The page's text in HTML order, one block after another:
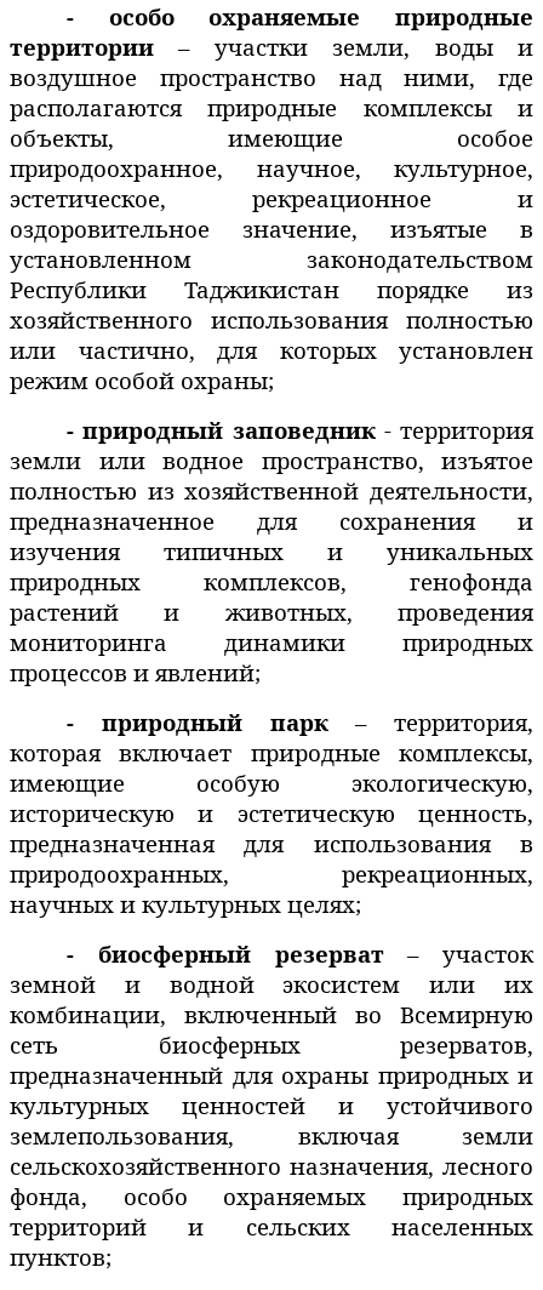
- особо охраняемые природные
территории – участки земли, воды и
воздушное пространство над ними, где
располагаются природные комплексы и
объекты, имеющие особое
природоохранное, научное, культурное,
эстетическое, рекреационное и
оздоровительное значение, изъятые в
установленном законодательством
Республики Таджикистан порядке из
хозяйственного использования полностью
или частично, для которых установлен
режим особой охраны;
- природный заповедник- территория
земли или водное пространство, изъятое
полностью из хозяйственной деятельности,
предназначенное для сохранения и
изучения типичных и уникальных
природных комплексов, генофонда
растений и животных, проведения
мониторинга динамики природных
процессов и явлений;
- природный парк– территория,
которая включает природные комплексы,
имеющие особую экологическую,
историческую и эстетическую ценность,
предназначенная для использования в
природоохранных, рекреационных,
научных и культурных целях;
- биосферный резерват– участок
земной и водной экосистем или их
комбинации, включенный во Всемирную
сеть биосферных резерватов,
предназначенный для охраны природных и
культурных ценностей и устойчивого
землепользования, включая земли
сельскохозяйственного назначения, лесного
фонда, особо охраняемых природных
территорий и сельских населенных
пунктов;